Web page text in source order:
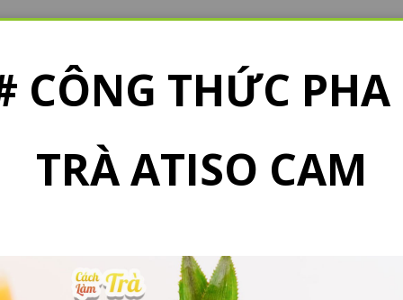
CÔNG THỨC PHA
TRÀ ATISO CAM